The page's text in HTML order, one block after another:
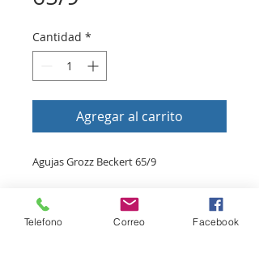
Cantidad *
Agregar al carrito
Agujas Grozz Beckert 65/9
Volver a tienda
Telefono Correo Facebook